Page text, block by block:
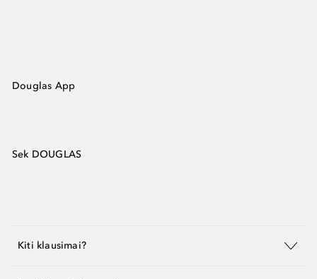
Douglas App
Sek DOUGLAS
Kiti klausimai?